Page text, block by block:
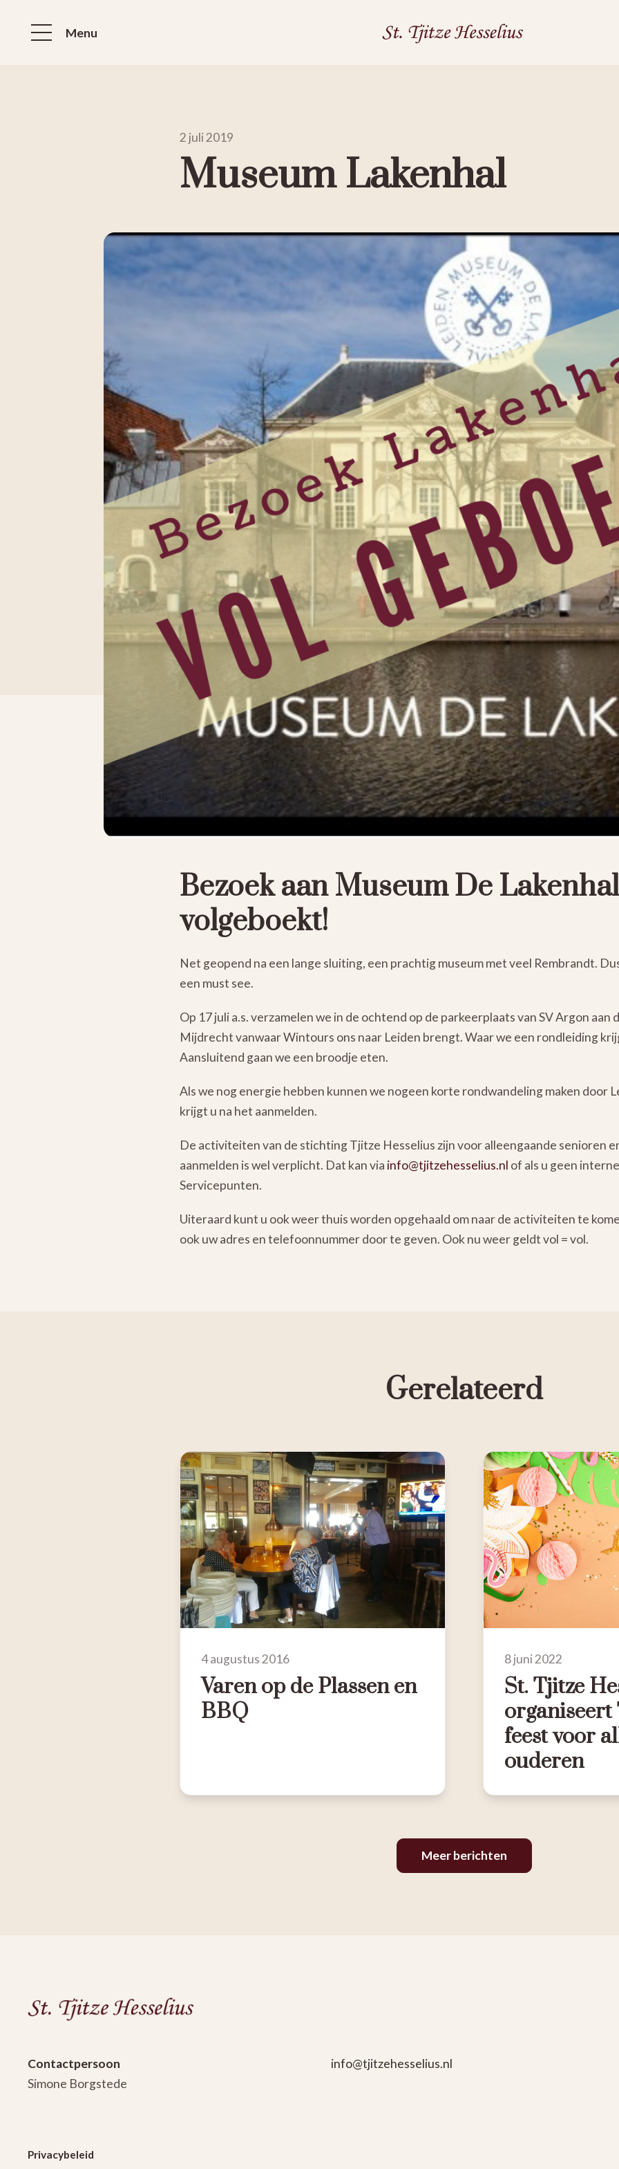
Menu
2 juli 2019
Museum Lakenhal
Bezoek aan Museum De
volgeboekt!
Net geopend na een lange sluiting, een prachtig museum met veel Rembrandt.
een must see.
Op 17 juli a.s. verzamelen we in de ochtend op de parkeerplaats van SV Argon aan
Mijdrecht vanwaar Wintours ons naar Leiden brengt. Waar we een rondleiding
Aansluitend gaan we een broodje eten.
Als we nog energie hebben kunnen we nogeen korte rondwandeling maken door
krijgt u na het aanmelden.
De activiteiten van de stichting Tjitze Hesselius zijn voor alleengaande senioren
aanmelden is wel verplicht. Dat kan via info@tjitzehesselius.nl of als u geen
Servicepunten.
Uiteraard kunt u ook weer thuis worden opgehaald om naar de activiteiten te
ook uw adres en telefoonnummer door te geven. Ook nu weer geldt vol = vol.
Gerelateerd
4 augustus 2016
Varen op de Plassen en
BBQ
8 juni 2022
St. Tjitze
feest voor
ouderen
Meer berichten
Bezoek
aan
Museum
Lakenhal
Contactpersoon
Simone Borgstede
info@tjitzehesselius.nl
Privacybeleid